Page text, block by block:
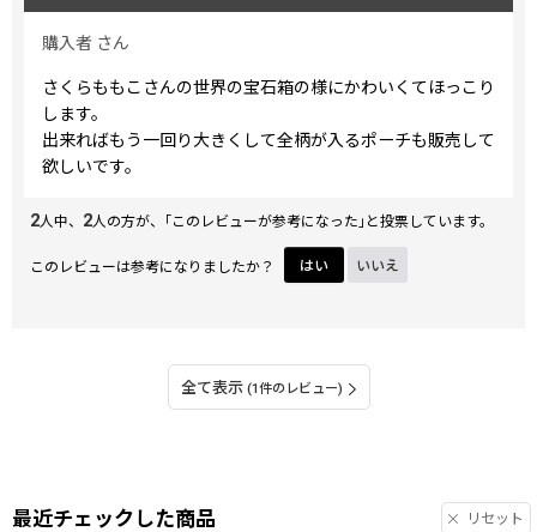
購入者 さん
さくらももこさんの世界の宝石箱の様にかわいくてほっこり
します。
出来ればもう一回り大きくして全柄が入るポーチも販売して
欲しいです。
2人中、 2人の方が、｢このレビューが参考になった｣と投票しています。
このレビューは参考になりましたか？ はい いいえ
全て表示 (1件のレビュー)
最近チェックした商品 リセット